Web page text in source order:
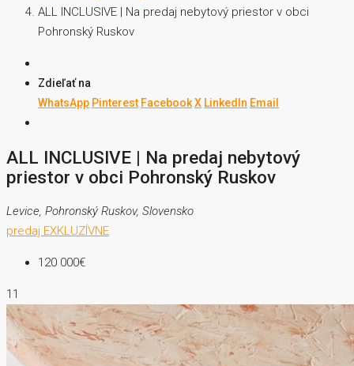
ALL INCLUSIVE | Na predaj nebytový priestor v obci
Pohronský Ruskov
Zdieľať na
WhatsApp Pinterest FacebookX LinkedIn Email
ALL INCLUSIVE | Na predaj nebytový
priestor v obci Pohronský Ruskov
Levice, Pohronský Ruskov, Slovensko
predaj EXKLUZÍVNE
120 000€
11